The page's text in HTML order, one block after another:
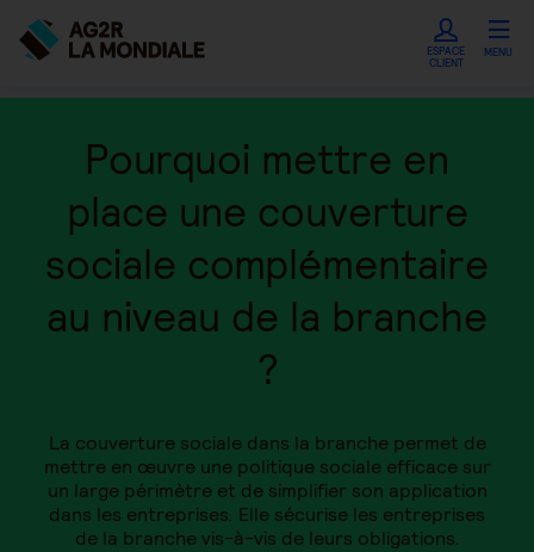
ESPACE
CLIENT
MENU
Pourquoi mettre en
place une couverture
sociale complémentaire
au niveau de la branche
?
La couverture sociale dans la branche permet de
mettre en œuvre une politique sociale efficace sur
un large périmètre et de simplifier son application
dans les entreprises. Elle sécurise les entreprises
de la branche vis-à-vis de leurs obligations.